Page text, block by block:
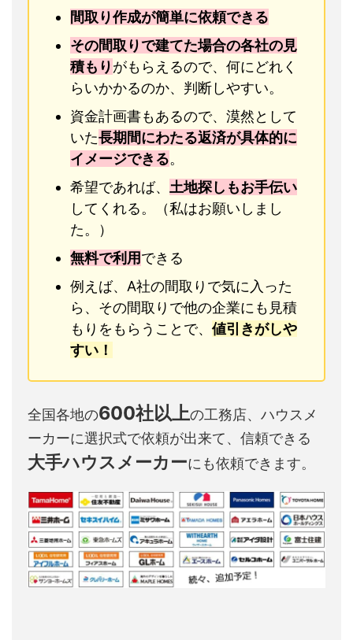
間取り作成が簡単に依頼できる
その間取りで建てた場合の各社の見
積もりがもらえるので、何にどれく
らいかかるのか、判断しやすい。
資金計画書もあるので、漠然として
いた長期間にわたる返済が具体的に
イメージできる。
希望であれば、 土地探しもお手伝い
してくれる。（私はお願いしまし
た。）
無料で利用できる
例えば、A社の間取りで気に入った
ら、その間取りで他の企業にも見積
もりをもらうことで、 値引きがしや
すい！
全国各地の600社以上の工務店、ハウスメ
ーカーに選択式で依頼が出来て、信頼できる
大手ハウスメーカーにも依頼できます。